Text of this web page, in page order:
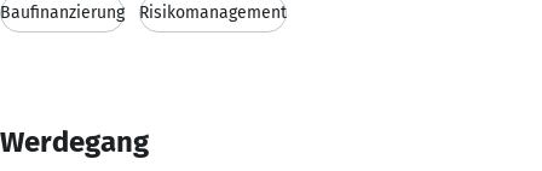
Baufinanzierung Risikomanagement
Werdegang